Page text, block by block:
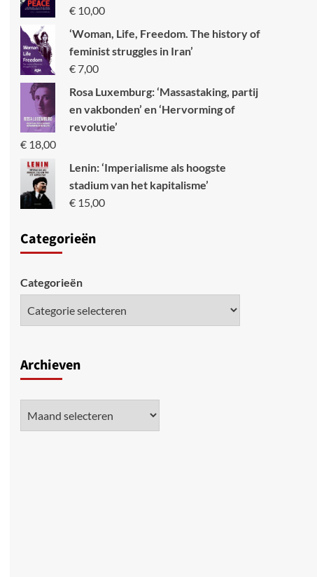
€10,00
‘Woman, Life, Freedom. The history of
feminist struggles in Iran’
€7,00
Rosa Luxemburg: ‘Massastaking, partij
en vakbonden’ en ‘Hervorming of
revolutie’
€18,00
Lenin: ‘Imperialisme als hoogste
stadium van het kapitalisme’
€15,00
Categorieën
Categorieën
Archieven